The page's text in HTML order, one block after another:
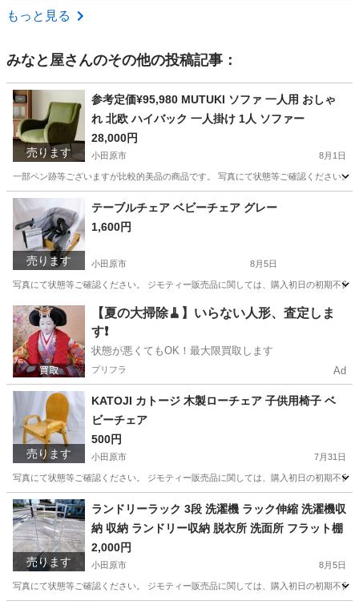
神奈川 横浜市
もっと見る
みなと屋さんのその他の投稿記事：
売ります
参考定価¥95,980 MUTUKI ソファ 一人用 おしゃ
れ 北欧 ハイバック 一人掛け 1人 ソファー
28,000円
小田原市 8月1日
一部ペン跡等ございますが比較的美品の商品です。 写真にて状態等ご確認ください
神奈川 ソファ 商品
売ります
テーブルチェア ベビーチェア グレー
1,600円
小田原市 8月5日
写真にて状態等ご確認ください。 ジモティー販売品に関しては、購入初日の初期不
神奈川 小田原市 ベビー用品
【夏の大掃除🧹】いらない人形、査定しま
す❗️
状態が悪くてもOK！最大限買取します
プリフラ Ad
売ります
KATOJI カトージ 木製ローチェア 子供用椅子 ベ
ビーチェア
500円
小田原市 7月31日
写真にて状態等ご確認ください。 ジモティー販売品に関しては、購入初日の初期不
神奈川 小田原市 椅子
売ります
ランドリーラック 3段 洗濯機 ラック伸縮 洗濯機収
納 収納 ランドリー収納 脱衣所 洗面所 フラット棚
2,000円
小田原市 8月5日
写真にて状態等ご確認ください。 ジモティー販売品に関しては、購入初日の初期不